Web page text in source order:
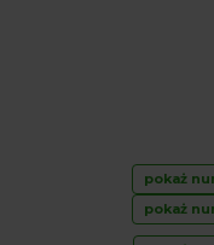
pokaż
pokaż